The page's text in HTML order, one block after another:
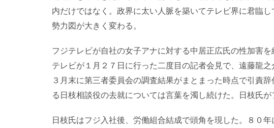
内だけではなく。政界に太い人脈を築いてテレビ界に君臨
勢力図が大きく変わる。
フジテレビが自社の女子アナに対する中居正広氏の性加害
テレビが１月２７日に行った二度目の記者会見で、遠藤龍
３月末に第三者委員会の調査結果がまとまった時点で引責
る日枝相談役の去就については言葉を濁し続けた。日枝氏
日枝氏はフジ入社後、労働組合結成で頭角を現した。８０